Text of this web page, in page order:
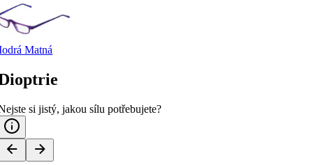
Matná
si jistý, jakou sílu potřebujete?